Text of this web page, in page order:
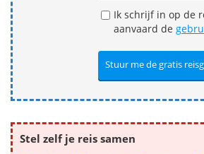
Ik schrijf in op de
aanvaard de
Stel zelf je reis samen